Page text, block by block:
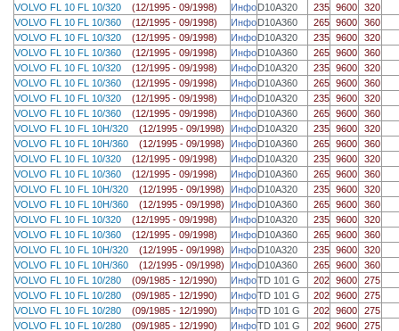
VOLVO FL 10 FL 10/320 (12/1995 - 09/1998) ИнфоD10A320 235 9600
320
VOLVO FL 10 FL 10/360 (12/1995 - 09/1998) ИнфоD10A360 265 9600
360
VOLVO FL 10 FL 10/320 (12/1995 - 09/1998) ИнфоD10A320 235 9600
320
VOLVO FL 10 FL 10/360 (12/1995 - 09/1998) ИнфоD10A360 265 9600
360
VOLVO FL 10 FL 10/320 (12/1995 - 09/1998) ИнфоD10A320 235 9600
320
VOLVO FL 10 FL 10/360 (12/1995 - 09/1998) ИнфоD10A360 265 9600
360
VOLVO FL 10 FL 10/320 (12/1995 - 09/1998) ИнфоD10A320 235 9600
320
VOLVO FL 10 FL 10/360 (12/1995 - 09/1998) ИнфоD10A360 265 9600
360
VOLVO FL 10 FL 10H/320 (12/1995 - 09/1998) ИнфоD10A320 235 9600
320
VOLVO FL 10 FL 10H/360 (12/1995 - 09/1998) ИнфоD10A360 265 9600
360
VOLVO FL 10 FL 10/320 (12/1995 - 09/1998) ИнфоD10A320 235 9600
320
VOLVO FL 10 FL 10/360 (12/1995 - 09/1998) ИнфоD10A360 265 9600
360
VOLVO FL 10 FL 10H/320 (12/1995 - 09/1998) ИнфоD10A320 235 9600
320
VOLVO FL 10 FL 10H/360 (12/1995 - 09/1998) ИнфоD10A360 265 9600
360
VOLVO FL 10 FL 10/320 (12/1995 - 09/1998) ИнфоD10A320 235 9600
320
VOLVO FL 10 FL 10/360 (12/1995 - 09/1998) ИнфоD10A360 265 9600
360
VOLVO FL 10 FL 10H/320 (12/1995 - 09/1998) ИнфоD10A320 235 9600
320
VOLVO FL 10 FL 10H/360 (12/1995 - 09/1998) ИнфоD10A360 265 9600
360
VOLVO FL 10 FL 10/280 (09/1985 - 12/1990) ИнфоTD 101 G 202 9600
275
VOLVO FL 10 FL 10/280 (09/1985 - 12/1990) ИнфоTD 101 G 202 9600
275
VOLVO FL 10 FL 10/280 (09/1985 - 12/1990) ИнфоTD 101 G 202 9600
275
VOLVO FL 10 FL 10/280 (09/1985 - 12/1990) ИнфоTD 101 G 202 9600 275